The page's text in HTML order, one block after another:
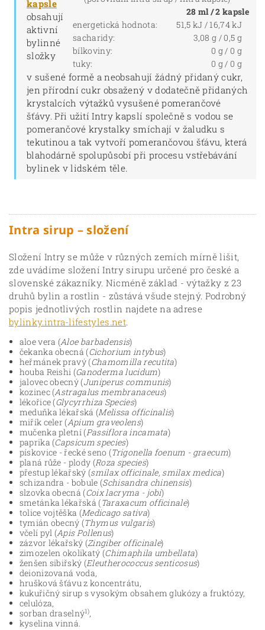
28 ml / 2 kapsle
energetická hodnota:
51,5 kJ / 16,74 kJ
sacharidy:
3,08 g / 0,5 g
bílkoviny:
0 g / 0 g
tuky:
0 g / 0 g
kapsle
obsahují
aktivní
bylinné
složky
v sušené formě a neobsahují žádný přidaný cukr,
jen přírodní cukr obsažený v dodatečně přidaných
krystalcích výtažků vysušené pomerančové
šťávy. Při užití Intry kapslí společně s vodou se
pomerančové krystalky smíchají v žaludku s
tekutinou a tak vytvoří pomerančovou šťávu, která
blahodárně spolupůsobí při procesu vstřebávání
bylinek v lidském těle.
Intra sirup – složení
Složení Intry se může v různých zemích mírně lišit,
zde uvádíme složení Intry sirupu určené pro české a
slovenské zákazníky. Nicméně základ - výtažky z 23
druhů bylin a rostlin - zůstává všude stejný. Podrobný
popis jednotlivých rostlin najdete na adrese
bylinky.intra-lifestyles.net.
aloe vera (Aloe barbadensis)
čekanka obecná (Cichorium intybus)
heřmánek pravý (Chamomilla recutita)
houba Reishi (Ganoderma lucidum)
jalovec obecný (Juniperus communis)
kozinec (Astragalus membranaceus)
lékořice (Glycyrrhiza Species)
meduňka lékařská (Melissa officinalis)
miřík celer (Apium graveolens)
mučenka pletní (Passiflora incamata)
paprika (Capsicum species)
pískovice - řecké seno (Trigonella foenum - graecum)
planá růže - plody (Roza species)
přestup lékařský (smilax officinale, smilax medica)
schizandra - bobule (Schisandra chinensis)
slzovka obecná (Coix lacryma - jobi)
smetánka lékařská (Taraxacum officinale)
tolice vojtěška (Medicago sativa)
tymián obecný (Thymus vulgaris)
včelí pyl (Apis Pollenus)
zázvor lékařský (Zingiber officinale)
zimozelen okolikatý (Chimaphila umbellata)
ženšen sibiřský (Eleutherococcus senticosus)
deionizovaná voda,
hrušková šťávu z koncentrátu,
kukuřičný sirup s vysokým obsahem glukózy a fruktózy,
celulóza,
sorban draselný1),
kyselina vinná.